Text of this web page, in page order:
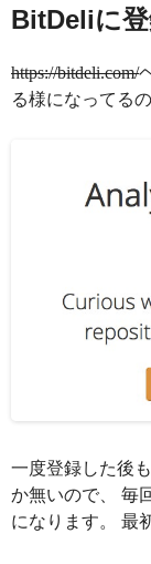
BitDeliに
https://bitdeli.com/
る様になってる
一度登録した後
か無いので、 毎
になります。 最